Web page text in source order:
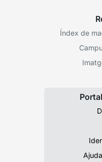
Índex de